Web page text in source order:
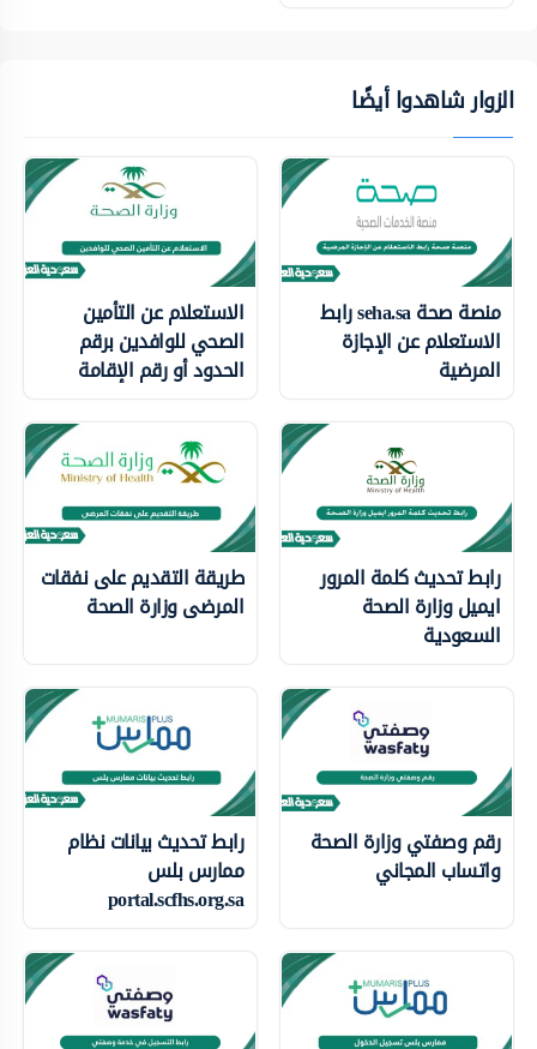
الزوار شاهدوا أيضًا
منصة صحة seha.sa رابط
الاستعلام عن الإجازة
المرضية
الاستعلام عن التأمين
الصحي للوافدين برقم
الحدود أو رقم الإقامة
رابط تحديث كلمة المرور
ايميل وزارة الصحة
السعودية
طريقة التقديم على نفقات
المرضى وزارة الصحة
رقم وصفتي وزارة الصحة
واتساب المجاني
رابط تحديث بيانات نظام
ممارس بلس
portal.scfhs.org.sa